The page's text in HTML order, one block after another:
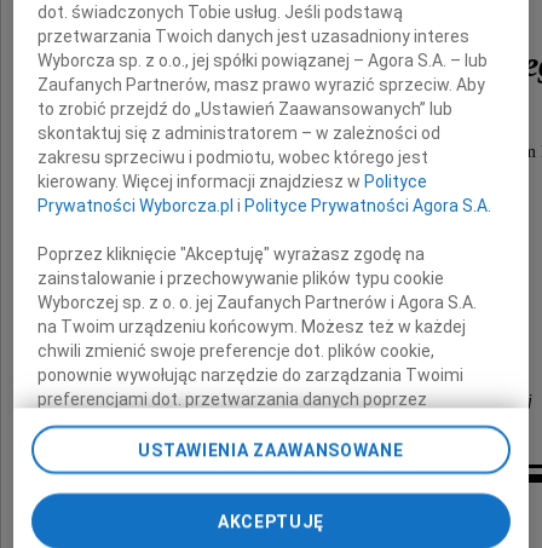
Dr Jacka
lekarza ortopedy i chirurga urazowego,
serdecznego Kolegi , obdarzonego wrażliwością i
składamy
wyrazy głębokiego współczucia
Zarząd Oddziału Pomorskiego
Polskiego Towarzystwa Medycyny Ratunkowej
Inne kondolencje
dot. świadczonych Tobie usług. Jeśli podstawą
przetwarzania Twoich danych jest uzasadniony interes
Wyborcza sp. z o.o., jej spółki powiązanej – Agora S.A. – lub
Zaufanych Partnerów, masz prawo wyrazić sprzeciw. Aby
to zrobić przejdź do „Ustawień Zaawansowanych” lub
skontaktuj się z administratorem – w zależności od
zakresu sprzeciwu i podmiotu, wobec którego jest
kierowany. Więcej informacji znajdziesz w Polityce
Prywatności Wyborcza.pl i Polityce Prywatności Agora S.A.
Poprzez kliknięcie "Akceptuję" wyrażasz zgodę na
zainstalowanie i przechowywanie plików typu cookie
Wyborczej sp. z o. o. jej Zaufanych Partnerów i Agora S.A.
na Twoim urządzeniu końcowym. Możesz też w każdej
chwili zmienić swoje preferencje dot. plików cookie,
ponownie wywołując narzędzie do zarządzania Twoimi
preferencjami dot. przetwarzania danych poprzez
odnośnik „Ustawienia prywatności” w stopce serwisu i
przechodząc do sekcji „Ustawienia zaawansowane”.
Zmiana ustawień plików cookie możliwa jest także za
pomocą ustawień przeglądarki.
USTAWIENIA ZAAWANSOWANE
AKCEPTUJĘ